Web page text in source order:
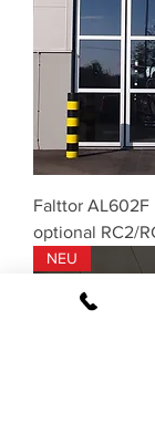
Falttor AL602F
optional RC2/
NEU